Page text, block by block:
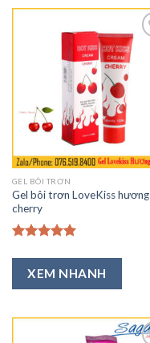
GEL BÔI TRƠN
Gel bôi trơn LoveKiss hương
cherry
hạng5.00
5 sao
XEM NHANH